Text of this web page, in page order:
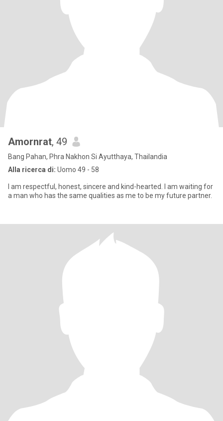
Amornrat, 49
Bang Pahan, Phra Nakhon Si Ayutthaya, Thailandia
Alla ricerca di: Uomo 49 - 58
I am respectful, honest, sincere and kind-hearted. I am waiting for
a man who has the same qualities as me to be my future partner.